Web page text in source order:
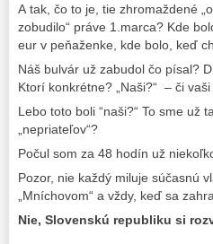
A tak, čo to je, tie zhromaždené
zobudilo“ práve 1.marca? Kde
eur v peňaženke, kde bolo, keď
Náš bulvár už zabudol čo písal?
Ktorí konkrétne? „Naši?“ – či vaši
Lebo toto boli “naši?“ To sme už
„nepriateľov“?
Počul som za 48 hodín už
Pozor, nie každý miluje súčasnú
„Mníchovom“ a vždy, keď sa
Nie, Slovenskú republiku si